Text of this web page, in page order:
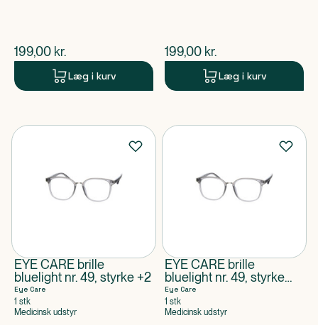
$nuværende pris
199,00 kr.
Læg i kurv
$nuværende pris
199,00 kr.
Læg i kurv
EYE CARE brille
bluelight nr. 49, styrke +2
Eye Care
1 stk
Medicinsk udstyr
EYE CARE brille
bluelight nr. 49, styrke
+1,5
Eye Care
1 stk
Medicinsk udstyr